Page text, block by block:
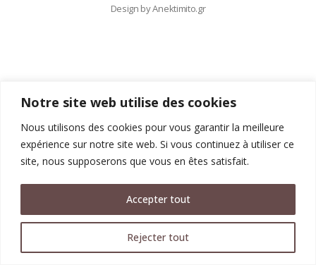
Notre site web utilise des cookies
Nous utilisons des cookies pour vous garantir la meilleure
expérience sur notre site web. Si vous continuez à utiliser ce
site, nous supposerons que vous en êtes satisfait.
Rejecter tout
Accepter tout
Design byAnektimito.gr